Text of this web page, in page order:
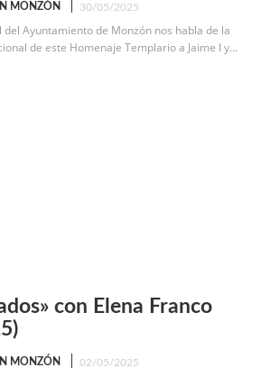
MONZÓN 30/05/2025
del Ayuntamiento de Monzón nos habla de la
de este Homenaje Templario a Jaime I y...
con Elena Franco
MONZÓN 02/05/2025